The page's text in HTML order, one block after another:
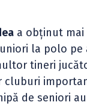
a obținut
la polo
tineri
cluburi
de seniori